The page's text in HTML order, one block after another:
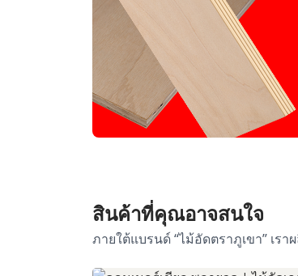
สินค้าที่คุณอาจสนใจ
ภายใต้แบรนด์ “ไม้อัดตราภูเขา” เ